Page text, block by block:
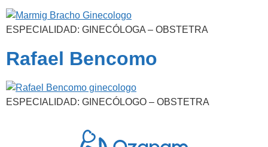
ESPECIALIDAD: GINECÓLOGA – OBSTETRA
Rafael Bencomo
ESPECIALIDAD: GINECÓLOGO – OBSTETRA